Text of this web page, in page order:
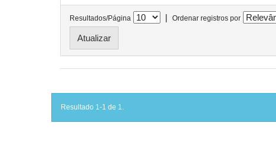
Resultados/Página | Ordenar registros por
Resultado 1-1 de 1.